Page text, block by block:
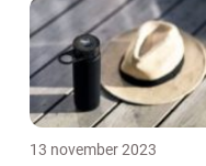
13 november 2023